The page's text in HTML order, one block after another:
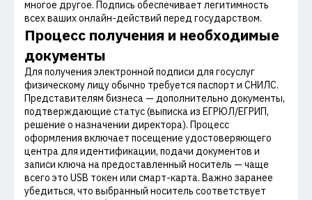
многое другое. Подпись обеспечивает легитимность
всех ваших онлайн-действий перед государством.
Процесс получения и необходимые
документы
Для получения электронной подписи для госуслуг
физическому лицу обычно требуется паспорт и СНИЛС.
Представителям бизнеса — дополнительно документы,
подтверждающие статус (выписка из ЕГРЮЛ/ЕГРИП,
решение о назначении директора). Процесс
оформления включает посещение удостоверяющего
центра для идентификации, подачи документов и
записи ключа на предоставленный носитель — чаще
всего это USB токен или смарт-карта. Важно заранее
убедиться, что выбранный носитель соответствует